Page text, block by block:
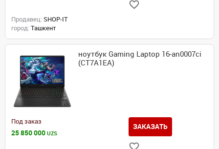
Продавец: SHOP-IT
город: Ташкент
ноутбук Gaming Laptop 16-an0007ci
(CT7A1EA)
Под заказ
25 850 000 UZS
ЗАКАЗАТЬ